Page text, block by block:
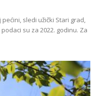
sledi užički Stari grad,
su za 2022. godinu. Za